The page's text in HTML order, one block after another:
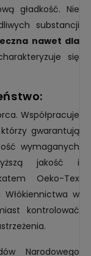
gładkość. Nie
substancji
nawet dla
się
Współpracuje
gwarantują
wymaganych
jakość i
Oeko-Tex
w
kontrolować
Narodowego